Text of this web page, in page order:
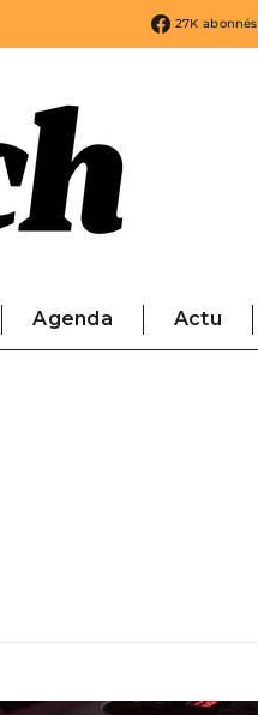
27K abonnés
Agenda Actu